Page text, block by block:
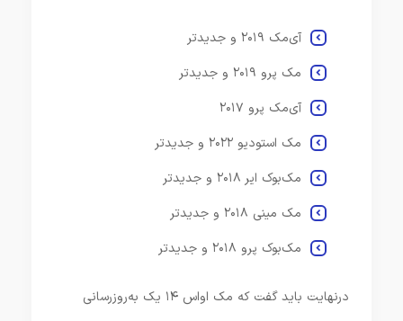
آی‌مک ۲۰۱۹ و جدیدتر
مک پرو ۲۰۱۹ و جدیدتر
آی‌مک پرو ۲۰۱۷
مک استودیو ۲۰۲۲ و جدیدتر
مک‌بوک ایر ۲۰۱۸ و جدیدتر
مک مینی ۲۰۱۸ و جدیدتر
مک‌بوک پرو ۲۰۱۸ و جدیدتر
درنهایت باید گفت که مک اواس ۱۴ یک به‌روزرسانی